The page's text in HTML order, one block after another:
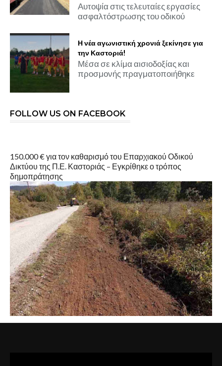
Αυτοψία στις τελευταίες εργασίες
ασφαλτόστρωσης του οδικού
Η νέα αγωνιστική χρονιά ξεκίνησε για
την Καστοριά!
Μέσα σε κλίμα αισιοδοξίας και
προσμονής πραγματοποιήθηκε
FOLLOW US ON FACEBOOK
150.000 € για τον καθαρισμό του Επαρχιακού Οδικού
Δικτύου της Π.Ε. Καστοριάς – Εγκρίθηκε ο τρόπος
δημοπράτησης